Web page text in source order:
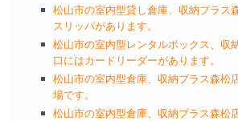
松山市の室内型貸し倉庫、収納プラ
スリッパがあります。
松山市の室内型レンタルボックス、
口にはカードリーダーがあります。
松山市の室内型倉庫、収納プラス森
場です。
松山市の室内型倉庫、収納プラス森